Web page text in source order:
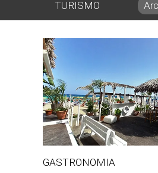
TURISMO
GASTRONOMIA